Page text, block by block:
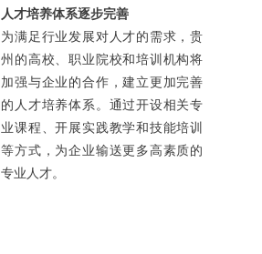
人才培养体系逐步完善
为满足行业发展对人才的需求，贵
州的高校、职业院校和培训机构将
加强与企业的合作，建立更加完善
的人才培养体系。通过开设相关专
业课程、开展实践教学和技能培训
等方式，为企业输送更多高素质的
专业人才。